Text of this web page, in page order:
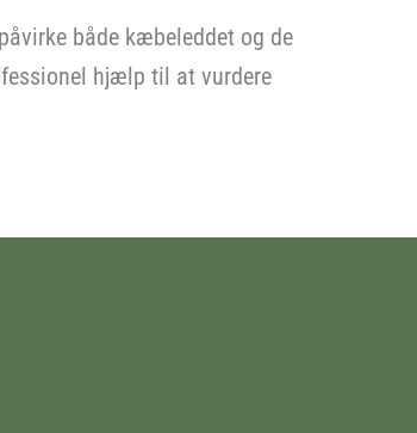
både kæbeleddet og de
hjælp til at vurdere